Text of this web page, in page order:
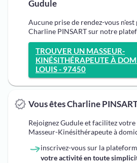
Gudule
Aucune prise de rendez-vous n'est
Charline PINSART sur notre
TROUVER UN MASSEUR-
KINÉSITHÉRAPEUTE À
LOUIS - 97450
Vous êtes Charline
Rejoignez Gudule et facilitez
Masseur-Kinésithérapeute à
inscrivez-vous sur la
votre activité en toute